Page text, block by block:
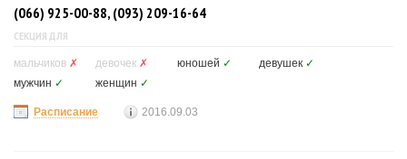
(066) 925-00-88, (093) 209-16-64
СЕКЦИЯ ДЛЯ
мальчиков ✗ девочек ✗ юношей ✓ девушек ✓
мужчин ✓ женщин ✓
Расписание 2016.09.03